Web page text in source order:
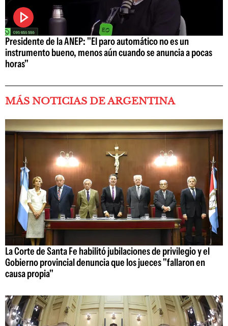
Presidente de la ANEP: "El paro automático no es un
instrumento bueno, menos aún cuando se anuncia a pocas
horas"
MÁS NOTICIAS DE ARGENTINA
La Corte de Santa Fe habilitó jubilaciones de privilegio y el
Gobierno provincial denuncia que los jueces "fallaron en
causa propia"